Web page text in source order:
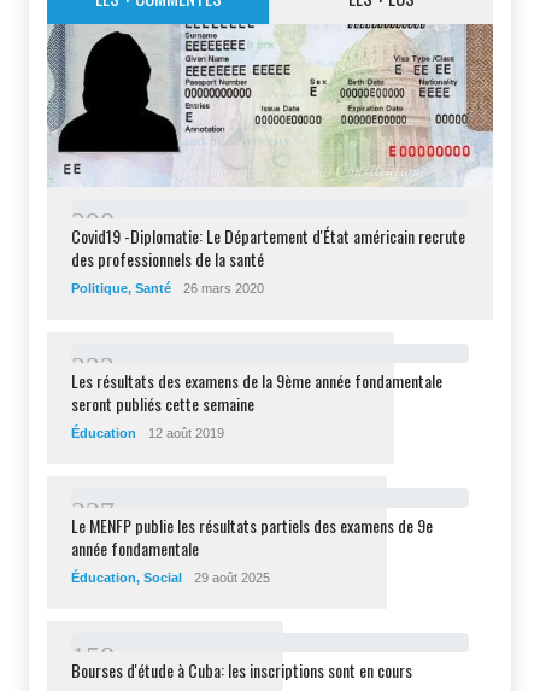
298
Covid19 -Diplomatie: Le Département d'État américain recrute
des professionnels de la santé
Politique, Santé 26 mars 2020
232
Les résultats des examens de la 9ème année fondamentale
seront publiés cette semaine
Éducation 12 août 2019
227
Le MENFP publie les résultats partiels des examens de 9e
année fondamentale
Éducation, Social 29 août 2025
1 58
Bourses d'étude à Cuba: les inscriptions sont en cours